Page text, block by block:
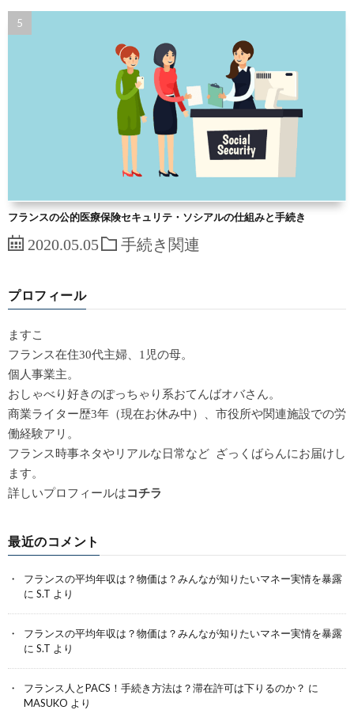
フランスの公的医療保険セキュリテ・ソシアルの仕組みと手続き
2020.05.05 手続き関連
プロフィール
ますこ
フランス在住30代主婦、1児の母。
個人事業主。
おしゃべり好きのぽっちゃり系おてんばオバさん。
商業ライター歴3年（現在お休み中）、市役所や関連施設での労
働経験アリ。
フランス時事ネタやリアルな日常など ざっくばらんにお届けし
ます。
詳しいプロフィールはコチラ
最近のコメント
フランスの平均年収は？物価は？みんなが知りたいマネー実情を暴露
に S.T より
フランスの平均年収は？物価は？みんなが知りたいマネー実情を暴露
に S.T より
フランス人とPACS！手続き方法は？滞在許可は下りるのか？ に
MASUKO より